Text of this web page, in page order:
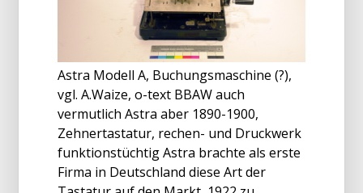
Astra Modell A, Buchungsmaschine (?),
vgl. A.Waize, o-text BBAW auch
vermutlich Astra aber 1890-1900,
Zehnertastatur, rechen- und Druckwerk
funktionstüchtig Astra brachte als erste
Firma in Deutschland diese Art der